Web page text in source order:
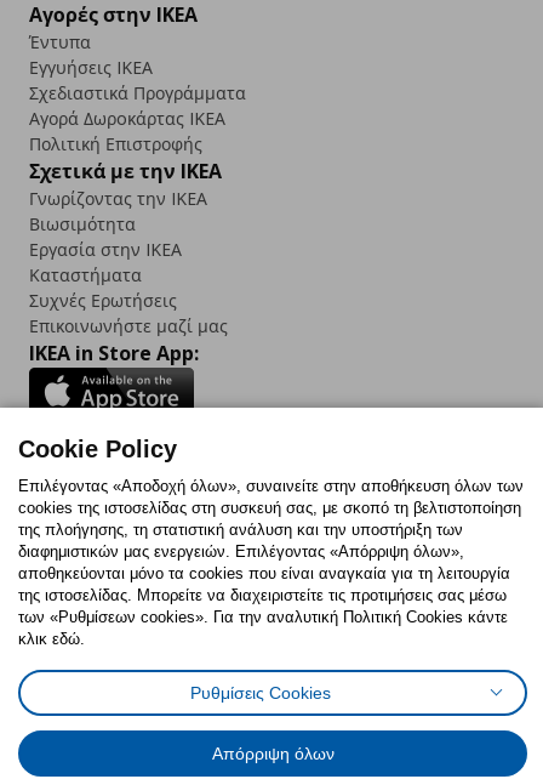
Αγορές στην IKEA
Έντυπα
Εγγυήσεις IKEA
Σχεδιαστικά Προγράμματα
Αγορά Δωρoκάρτας IKEA
Πολιτική Επιστροφής
Σχετικά με την IKEA
Γνωρίζοντας την IKEA
Βιωσιμότητα
Εργασία στην IKEA
Καταστήματα
Συχνές Ερωτήσεις
Επικοινωνήστε μαζί μας
IKEA in Store App:
Follow us:
FacebookInstagram
TikTokYoutubePinterestTwitter
Πολιτική CookiesΔήλωση ψηφιακής προσβασιμότητας
Ρυθμίσεις cookiesΌροι Χρήσης
Γενική Πολιτική Προσωπικών Δεδομένων
Πολιτική Προσωπικών Δεδομένων για ΙΚΕΑ.gr
Κώδικας Καταναλωτικής Δεοντολογίας
Cookie Policy
Επιλέγοντας «Αποδοχή όλων», συναινείτε στην αποθήκευση όλων των
cookies της ιστοσελίδας στη συσκευή σας, με σκοπό τη βελτιστοποίηση
της πλοήγησης, τη στατιστική ανάλυση και την υποστήριξη των
διαφημιστικών μας ενεργειών. Επιλέγοντας «Απόρριψη όλων»,
αποθηκεύονται μόνο τα cookies που είναι αναγκαία για τη λειτουργία
της ιστοσελίδας. Μπορείτε να διαχειριστείτε τις προτιμήσεις σας μέσω
των «Ρυθμίσεων cookies». Για την αναλυτική Πολιτική Cookies κάντε
κλικ εδώ.
Ρυθμίσεις Cookies
Απόρριψη όλων